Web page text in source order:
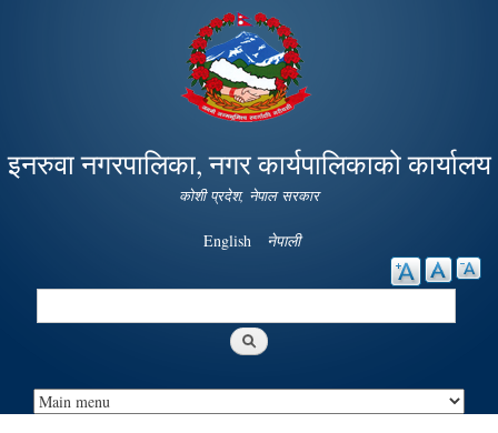
Skip to
main
content
इनरुवा नगरपालिका, नगर कार्यपालिकाको कार्यालय
कोशी प्रदेश, नेपाल सरकार
English नेपाली
Search